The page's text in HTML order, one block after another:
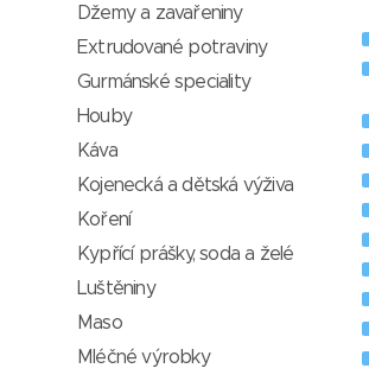
Džemy a zavařeniny
Extrudované potraviny
Gurmánské speciality
Houby
Káva
Kojenecká a dětská výživa
Koření
Kypřící prášky, soda a želé
Luštěniny
Maso
Mléčné výrobky